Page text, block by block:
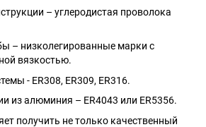
– углеродистая проволока
– низколегированные марки с
вязкостью.
- ER308, ER309, ER316.
из алюминия – ER4043 или ER5356.
получить не только качественный